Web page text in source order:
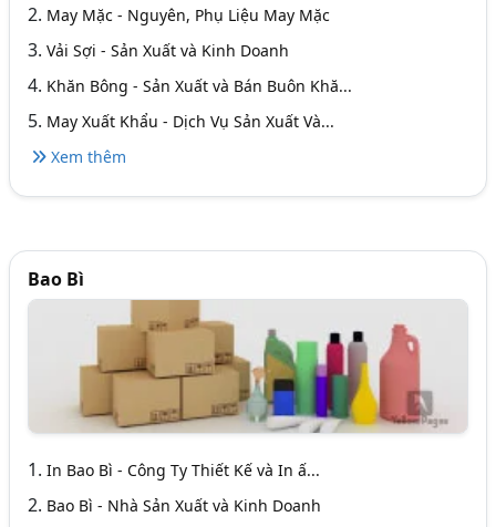
2. May Mặc - Nguyên, Phụ Liệu May Mặc
3. Vải Sợi - Sản Xuất và Kinh Doanh
4. Khăn Bông - Sản Xuất và Bán Buôn Khă...
5. May Xuất Khẩu - Dịch Vụ Sản Xuất Và...
Xem thêm
Bao Bì
1. In Bao Bì - Công Ty Thiết Kế và In ấ...
2. Bao Bì - Nhà Sản Xuất và Kinh Doanh